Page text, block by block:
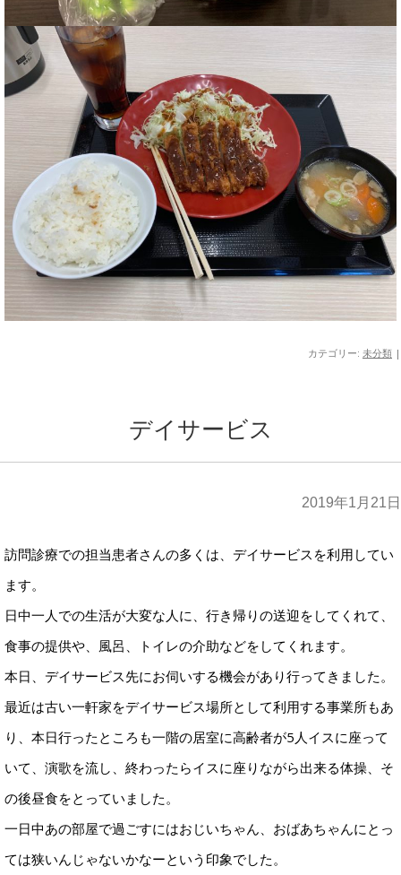
カテゴリー: 未分類 |
デイサービス
2019年1月21日
訪問診療での担当患者さんの多くは、デイサービスを利用してい
ます。
日中一人での生活が大変な人に、行き帰りの送迎をしてくれて、
食事の提供や、風呂、トイレの介助などをしてくれます。
本日、デイサービス先にお伺いする機会があり行ってきました。
最近は古い一軒家をデイサービス場所として利用する事業所もあ
り、本日行ったところも一階の居室に高齢者が5人イスに座って
いて、演歌を流し、終わったらイスに座りながら出来る体操、そ
の後昼食をとっていました。
一日中あの部屋で過ごすにはおじいちゃん、おばあちゃんにとっ
ては狭いんじゃないかなーという印象でした。